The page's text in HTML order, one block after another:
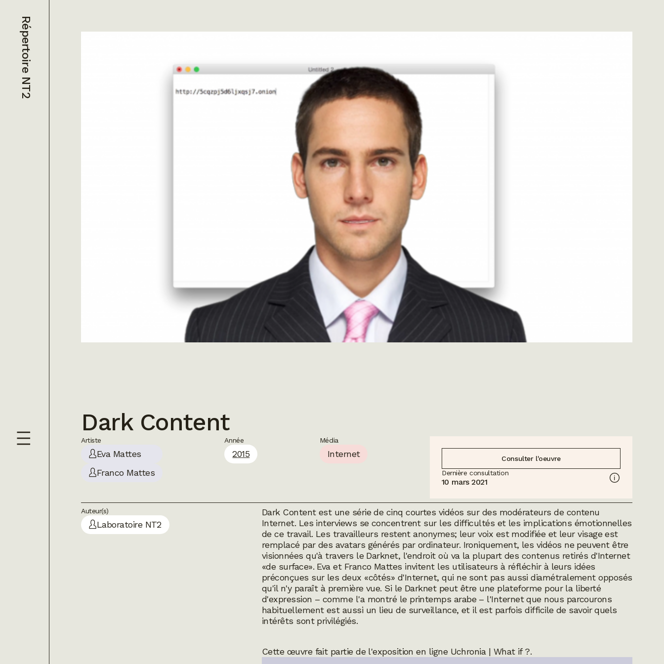
Répertoire NT2
Dark Content
Artiste
Eva Mattes
Franco Mattes
Année
2015
Média
Internet
Consulter l'oeuvre
Dernière consultation
10 mars 2021
Auteur(s)
Laboratoire NT2
Dark Content est une série de cinq courtes vidéos sur des modérateurs de contenu
Internet. Les interviews se concentrent sur les difficultés et les implications émotionnelles
de ce travail. Les travailleurs restent anonymes; leur voix est modifiée et leur visage est
remplacé par des avatars générés par ordinateur. Ironiquement, les vidéos ne peuvent être
visionnées qu'à travers le Darknet, l'endroit où va la plupart des contenus retirés d'Internet
«de surface». Eva et Franco Mattes invitent les utilisateurs à réfléchir à leurs idées
préconçues sur les deux «côtés» d'Internet, qui ne sont pas aussi diamétralement opposés
qu'il n'y paraît à première vue. Si le Darknet peut être une plateforme pour la liberté
d'expression – comme l'a montré le printemps arabe – l'Internet que nous parcourons
habituellement est aussi un lieu de surveillance, et il est parfois difficile de savoir quels
intérêts sont privilégiés.
Cette œuvre fait partie de l'exposition en ligne Uchronia | What if ?.